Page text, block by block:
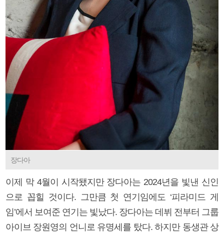
장다아
이제 막 4월이 시작됐지만 장다아는 2024년을 빛낸 신인
으로 꼽힐 것이다. 그만큼 첫 연기임에도 ‘피라미드 게
임’에서 보여준 연기는 빛났다. 장다아는 데뷔 전부터 그룹
아이브 장원영의 언니로 유명세를 탔다. 하지만 동생관 상